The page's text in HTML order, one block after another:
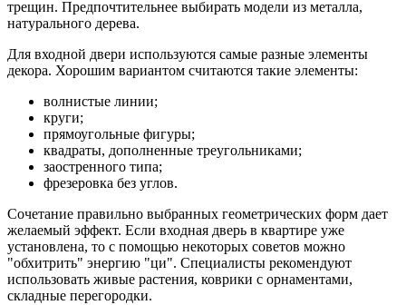
трещин. Предпочтительнее выбирать модели из металла,
натурального дерева.
Для входной двери используются самые разные элементы
декора. Хорошим вариантом считаются такие элементы:
волнистые линии;
круги;
прямоугольные фигуры;
квадраты, дополненные треугольниками;
заостренного типа;
фрезеровка без углов.
Сочетание правильно выбранных геометрических форм дает
желаемый эффект. Если входная дверь в квартире уже
установлена, то с помощью некоторых советов можно
"обхитрить" энергию "ци". Специалисты рекомендуют
использовать живые растения, коврики с орнаментами,
складные перегородки.